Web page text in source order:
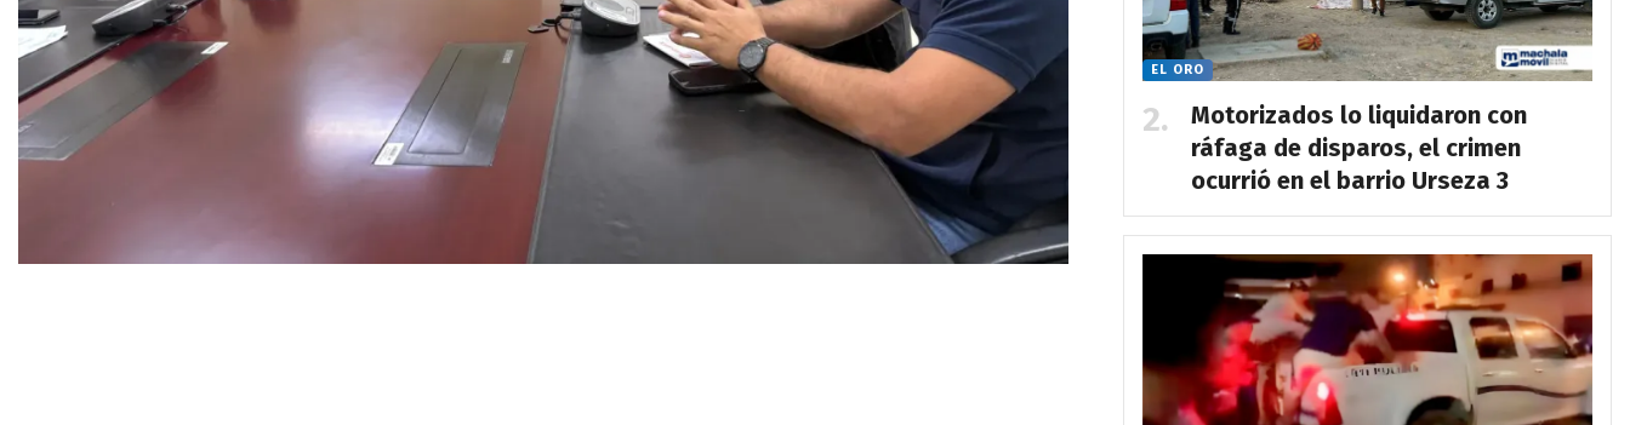
EL ORO
Motorizados lo liquidaron con
ráfaga de disparos, el crimen
ocurrió en el barrio Urseza 3